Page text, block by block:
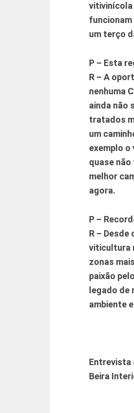
vitivinícola
um terço
P – Esta
R – A
nenhuma
ainda não
tratados
um
exemplo o
quase
melhor
agora.
P –
R – Desde
viticultura
zonas
paixão
legado
ambiente
Entrevista
Beira